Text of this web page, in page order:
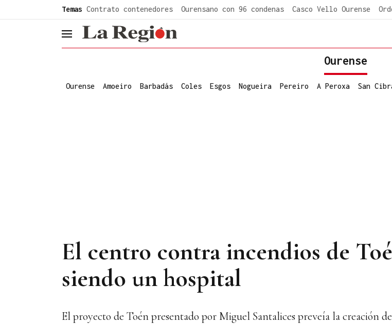
Temas Contrato contenedores Ourensano con 96 condenas Casco Vello Ourense
header.menu.open
Ourense
Ourense Amoeiro Barbadás Coles Esgos Nogueira Pereiro A Peroxa San
El centro contra incendios de
siendo un hospital
El proyecto de Toén presentado por Miguel Santalices preveía la creación